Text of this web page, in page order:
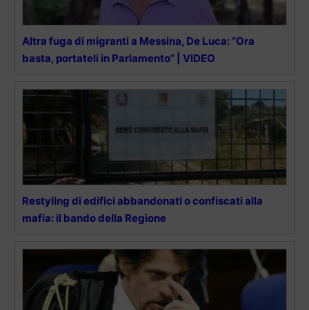
Altra fuga di migranti a Messina, De Luca: “Ora
basta, portateli in Parlamento” | VIDEO
Restyling di edifici abbandonati o confiscati alla
mafia: il bando della Regione